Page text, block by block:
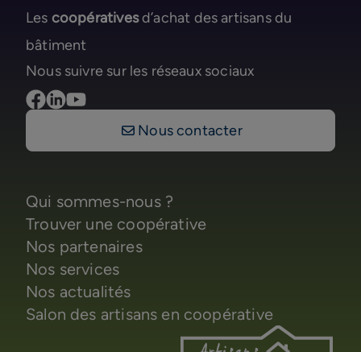
Les coopérativesd’achat des artisans du
bâtiment
Nous suivre sur les réseaux sociaux
Nous contacter
Qui sommes-nous ?
Trouver une coopérative
Nos partenaires
Nos services
Nos actualités
Salon des artisans en coopérative